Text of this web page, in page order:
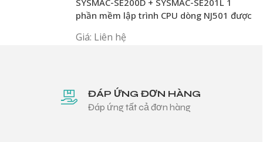
phần mềm lập trình CPU dòng NJ501 được
Giá: Liên hệ
ĐÁP ỨNG ĐƠN HÀNG
Đáp ứng tất cả đơn hàng